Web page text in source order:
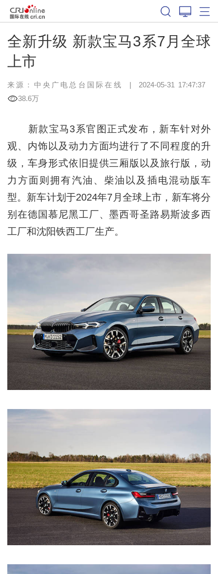
全新升级 新款宝马3系7月全球
上市
来源： 中央广电总台国际在线 | 2024-05-31 17:47:37
38.6万
新款宝马3系官图正式发布，新车针对外
观、内饰以及动力方面均进行了不同程度的升
级，车身形式依旧提供三厢版以及旅行版，动
力方面则拥有汽油、柴油以及插电混动版车
型。新车计划于2024年7月全球上市，新车将分
别在德国慕尼黑工厂、墨西哥圣路易斯波多西
工厂和沈阳铁西工厂生产。